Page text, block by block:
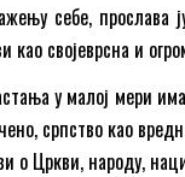
себе, прослава
својеврсна и
у малој мери
српство као
о Цркви, народу,